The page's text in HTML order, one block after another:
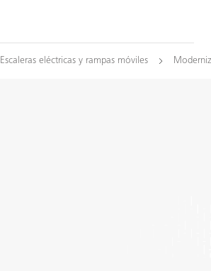
Escaleras eléctricas y rampas móviles